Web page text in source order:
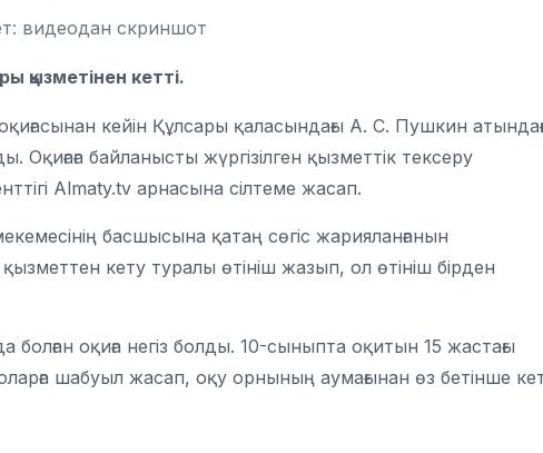
видеодан скриншот
қызметінен кетті.
кейін Құлсары қаласындағы А. С. Пушкин
байланысты жүргізілген қызметтік тексеру
Almaty.tv арнасына сілтеме жасап.
басшысына қатаң сөгіс жарияланғанын
кету туралы өтініш жазып, ол өтініш бірден
оқиға негіз болды. 10-сыныпта оқитын 15 жастағы
шабуыл жасап, оқу орнының аумағынан өз бетінше